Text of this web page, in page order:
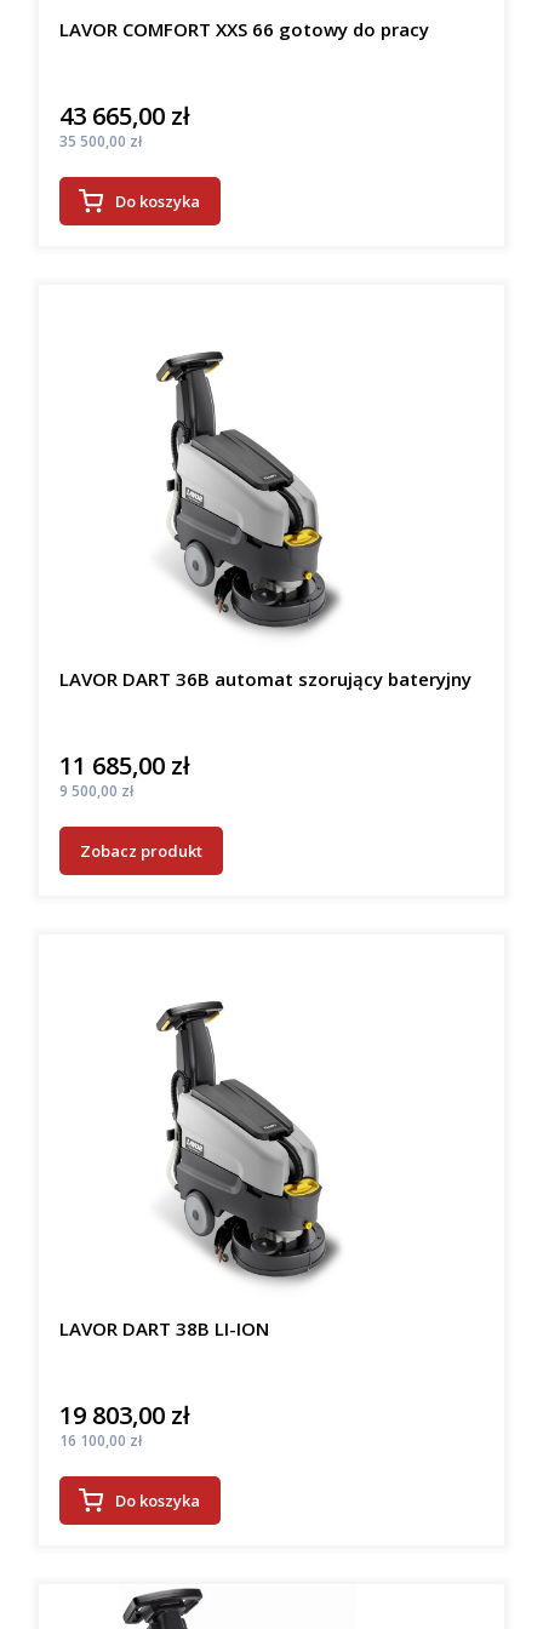
LAVOR COMFORT XXS 66 gotowy do pracy
Cena
43 665,00 zł
Cena
35 500,00 zł
Do koszyka
LAVOR DART 36B automat szorujący bateryjny
Cena
11 685,00 zł
Cena
9 500,00 zł
Zobacz produkt
LAVOR DART 38B LI-ION
Cena
19 803,00 zł
Cena
16 100,00 zł
Do koszyka